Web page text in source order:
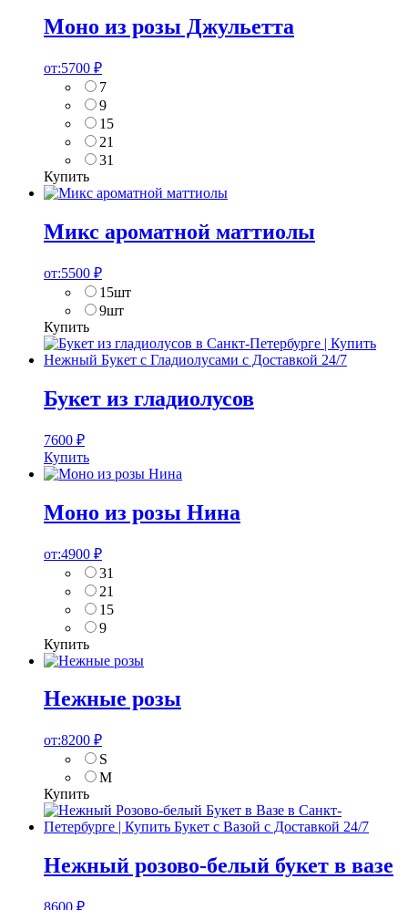
Моно из розы Джульетта
от:5700 ₽
7
9
15
21
31
Купить
Микс ароматной маттиолы
от:5500 ₽
15шт
9шт
Купить
Букет из гладиолусов
7600 ₽
Купить
Моно из розы Нина
от:4900 ₽
31
21
15
9
Купить
Нежные розы
от:8200 ₽
S
M
Купить
Нежный розово-белый букет в вазе